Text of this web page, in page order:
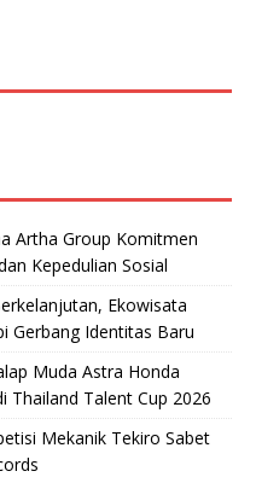
Artha Group Komitmen
Kepedulian Sosial
Ekowisata
Gerbang Identitas Baru
Muda Astra Honda
Thailand Talent Cup 2026
Mekanik Tekiro Sabet